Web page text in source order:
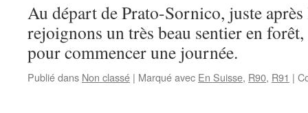
Au départ de Prato-Sornico, juste
rejoignons un très beau sentier en forêt,
pour commencer une journée.
Publié dans Non classé | Marqué avec En Suisse, R90, R91 |